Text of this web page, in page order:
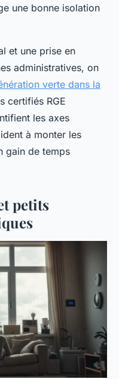
une bonne isolation
et une prise en
administratives, on
verte dans la
certifiés RGE
les axes
à monter les
gain de temps
petits